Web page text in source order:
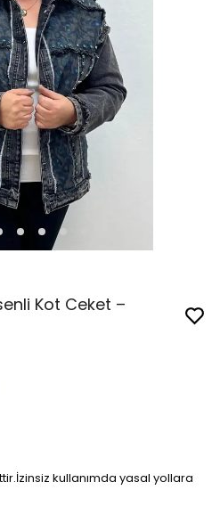
Kot Ceket –
kullanımda yasal yollara